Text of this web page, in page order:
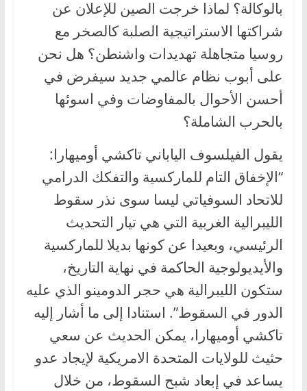
بالوكالة؟ لماذا خرجت الصين للإعلان عن
شراكتها الاستراتيجية الصلبة كالصخر مع
روسيا متجاهلة تهديدات واشنطن؟ هل نحن
على أبوب نظام عالمي جديد سيفرض في
أحسن الأحوال بالمفاوضات وفي اسوئها
بالحرب الشاملة؟
يقول الفيلسوف الياباني تاكشي أوميهارا:
“الإخفاق التام للماركسية والتفكك الدرامي
للاتحاد السوفياتي ليسا سوى نذر سقوط
الليبرالية الغربية التي هي تيار التحديث
الرئيسي، وبعيدا عن كونها بديلا للماركسية
والأيديولوجية الحاكمة في نهاية التاريخ،
ستكون الليبرالية هي حجر الدومينو الذي عليه
الدور في السقوط”. استنادا إلى ما أشار إليه
تاكشي أوميهارا، يمكن الحديث عن سعي
حثيث للولايات المتحدة الامريكية لإيجاد عدو
يساعد في إبعاد شبح السقوط، من خلال